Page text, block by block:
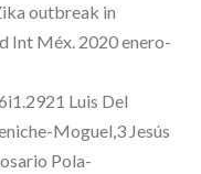
outbreak in
Int Méx. 2020 enero-
Luis Del
Moguel,3 Jesús
Pola-